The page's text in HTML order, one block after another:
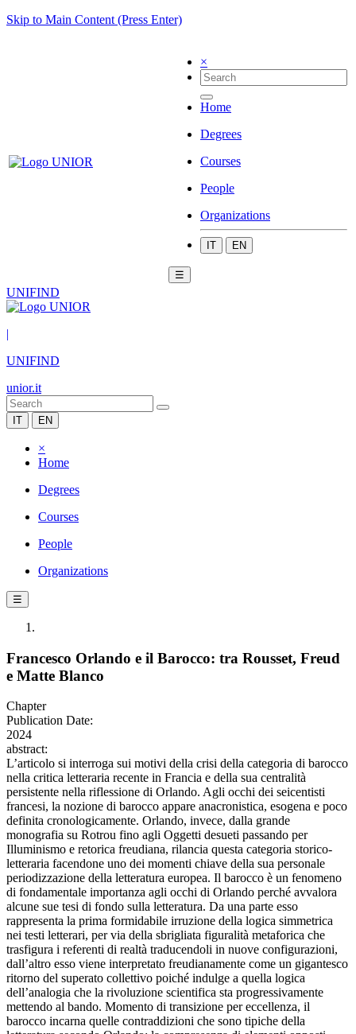
Skip to Main Content (Press Enter)
×
Home
Degrees
Courses
People
Organizations
IT EN
☰
UNIFIND
|
UNIFIND
unior.it
IT EN
×
Home
Degrees
Courses
People
Organizations
☰
Francesco Orlando e il Barocco: tra Rousset, Freud
e Matte Blanco
Chapter
Publication Date:
2024
abstract:
L’articolo si interroga sui motivi della crisi della categoria di barocco
nella critica letteraria recente in Francia e della sua centralità
persistente nella riflessione di Orlando. Agli occhi dei seicentisti
francesi, la nozione di barocco appare anacronistica, esogena e poco
definita cronologicamente. Orlando, invece, dalla grande
monografia su Rotrou fino agli Oggetti desueti passando per
Illuminismo e retorica freudiana, rilancia questa categoria storico-
letteraria facendone uno dei momenti chiave della sua personale
periodizzazione della letteratura europea. Il barocco è un fenomeno
di fondamentale importanza agli occhi di Orlando perché avvalora
alcune sue tesi di fondo sulla letteratura. Da una parte esso
rappresenta la prima formidabile irruzione della logica simmetrica
nei testi letterari, per via della sbrigliata figuralità metaforica che
trasfigura i referenti di realtà traducendoli in nuove configurazioni,
dall’altro esso viene interpretato freudianamente come un gigantesco
ritorno del superato collettivo poiché indulge a quella logica
dell’analogia che la rivoluzione scientifica sta progressivamente
mettendo al bando. Momento di transizione per eccellenza, il
barocco incarna quelle contraddizioni che sono tipiche della